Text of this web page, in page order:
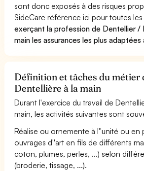
sont donc exposés à des risques
SideCare référence ici pour toutes
exerçant la profession de Dentellier /
main les assurances les plus adaptées
Définition et tâches du métier
Dentellière à la main
Durant l'exercice du travail de
main, les activités suivantes sont
Réalise ou ornemente à l''unité ou en
ouvrages d''art en fils de différents
coton, plumes, perles, ...) selon
(broderie, tissage, ...).